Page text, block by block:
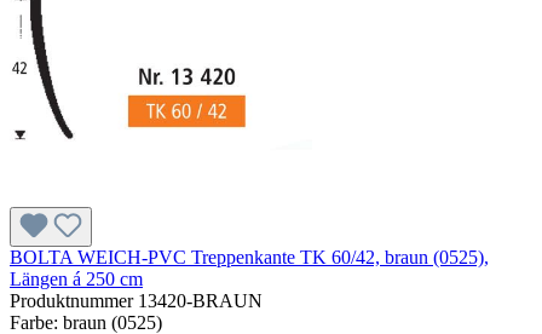
BOLTA WEICH-PVC Treppenkante TK 60/42, braun (0525),
Längen á 250 cm
Produktnummer 13420-BRAUN
Farbe: braun (0525)